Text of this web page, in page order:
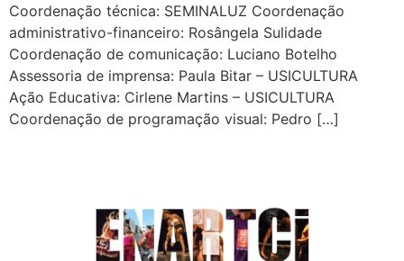
Coordenação técnica: SEMINALUZ Coordenação
administrativo-financeiro: Rosângela Sulidade
Coordenação de comunicação: Luciano Botelho
Assessoria de imprensa: Paula Bitar – USICULTURA
Ação Educativa: Cirlene Martins – USICULTURA
Coordenação de programação visual: Pedro […]